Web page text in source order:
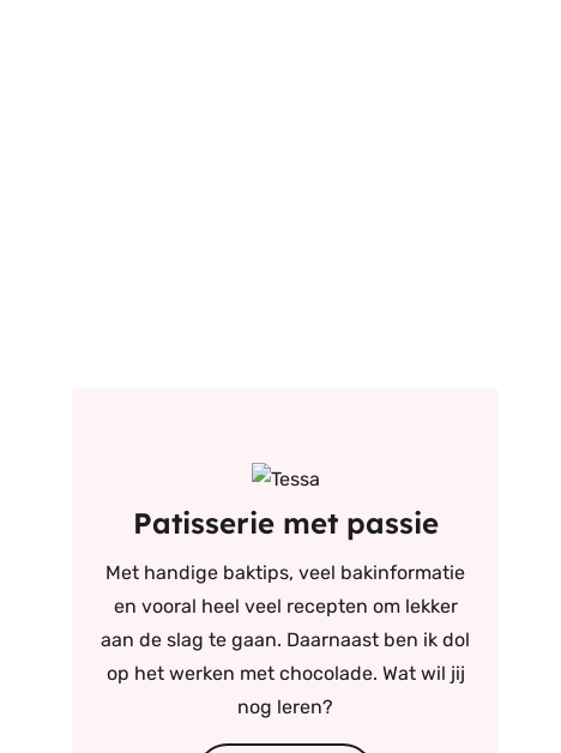
Patisserie met passie
Met handige baktips, veel bakinformatie
en vooral heel veel recepten om lekker
aan de slag te gaan. Daarnaast ben ik dol
op het werken met chocolade. Wat wil jij
nog leren?